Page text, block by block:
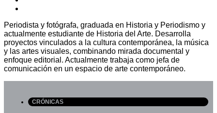
Periodista y fotógrafa, graduada en Historia y Periodismo y
actualmente estudiante de Historia del Arte. Desarrolla
proyectos vinculados a la cultura contemporánea, la música
y las artes visuales, combinando mirada documental y
enfoque editorial. Actualmente trabaja como jefa de
comunicación en un espacio de arte contemporáneo.
CRÓNICAS